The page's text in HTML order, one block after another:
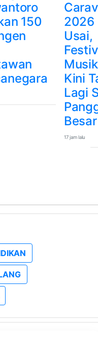
150
2026
Usai,
Musik
Kini
Lagi
Besar
17 jam lalu